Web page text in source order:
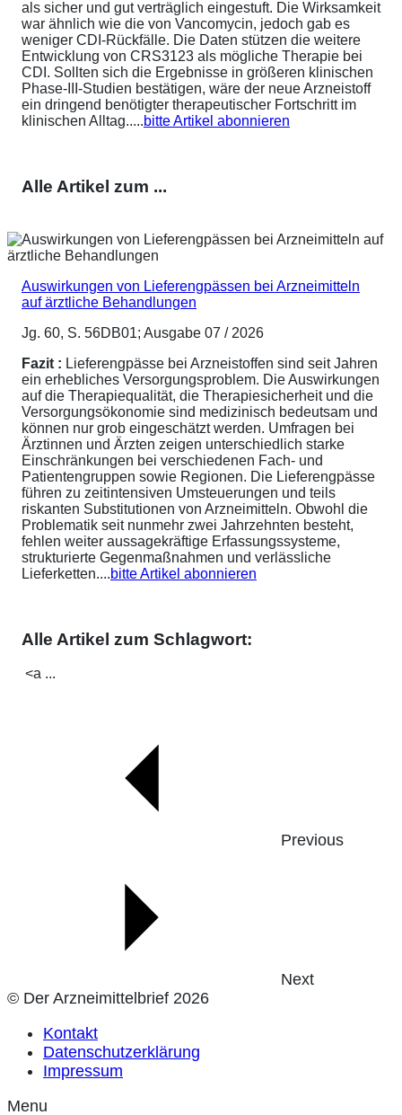
als sicher und gut verträglich eingestuft. Die Wirksamkeit
war ähnlich wie die von Vancomycin, jedoch gab es
weniger CDI-Rückfälle. Die Daten stützen die weitere
Entwicklung von CRS3123 als mögliche Therapie bei
CDI. Sollten sich die Ergebnisse in größeren klinischen
Phase-III-Studien bestätigen, wäre der neue Arzneistoff
ein dringend benötigter therapeutischer Fortschritt im
klinischen Alltag.....bitte Artikel abonnieren
Alle Artikel zum ...
Auswirkungen von Lieferengpässen bei Arzneimitteln
auf ärztliche Behandlungen
Jg. 60, S. 56DB01; Ausgabe 07 / 2026
Fazit : Lieferengpässe bei Arzneistoffen sind seit Jahren
ein erhebliches Versorgungsproblem. Die Auswirkungen
auf die Therapiequalität, die Therapiesicherheit und die
Versorgungsökonomie sind medizinisch bedeutsam und
können nur grob eingeschätzt werden. Umfragen bei
Ärztinnen und Ärzten zeigen unterschiedlich starke
Einschränkungen bei verschiedenen Fach- und
Patientengruppen sowie Regionen. Die Lieferengpässe
führen zu zeitintensiven Umsteuerungen und teils
riskanten Substitutionen von Arzneimitteln. Obwohl die
Problematik seit nunmehr zwei Jahrzehnten besteht,
fehlen weiter aussagekräftige Erfassungssysteme,
strukturierte Gegenmaßnahmen und verlässliche
Lieferketten....bitte Artikel abonnieren
Alle Artikel zum Schlagwort:
<a ...
Previous
Next
© Der Arzneimittelbrief 2026
Kontakt
Datenschutzerklärung
Impressum
Menu